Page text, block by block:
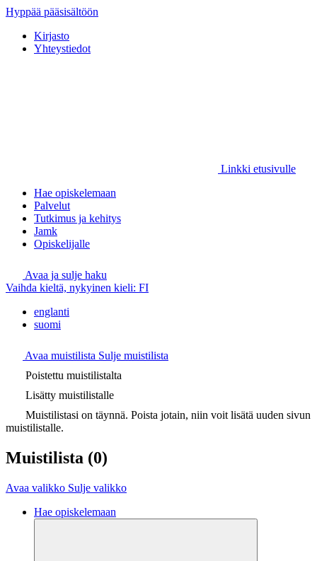
Hyppää pääsisältöön
Kirjasto
Yhteystiedot
Linkki etusivulle
Hae opiskelemaan
Palvelut
Tutkimus ja kehitys
Jamk
Opiskelijalle
Avaa ja sulje haku
Vaihda kieltä, nykyinen kieli: FI
englanti
suomi
Avaa muistilista Sulje muistilista
Poistettu muistilistalta
Lisätty muistilistalle
Muistilistasi on täynnä. Poista jotain, niin voit lisätä uuden sivun
muistilistalle.
Muistilista (0)
Avaa valikko Sulje valikko
Hae opiskelemaan